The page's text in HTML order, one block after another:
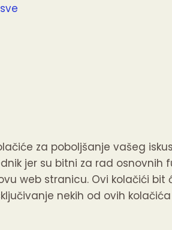
za poboljšanje vašeg
jer su bitni za rad osnovnih
web stranicu. Ovi kolačići bit
nekih od ovih